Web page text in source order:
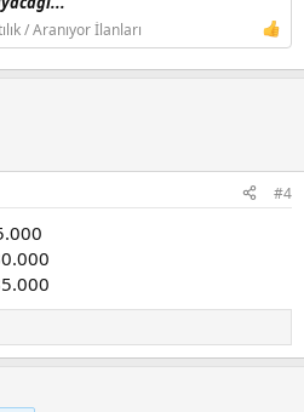
/ Aranıyor İlanları
#4